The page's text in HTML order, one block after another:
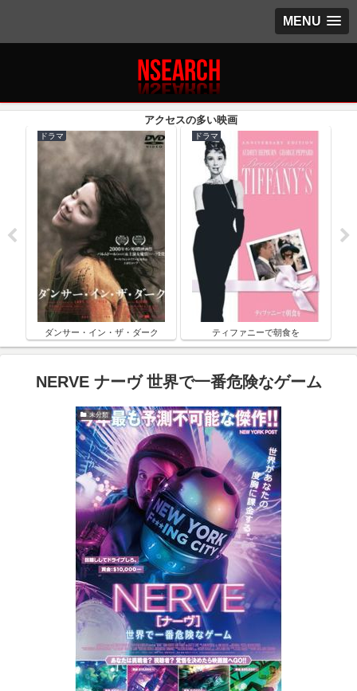
MENU
ドラマ
ダンサー・イン・ザ・ダーク
ドラマ
ティファニーで朝食を
NERVE ナーヴ 世界で一番危険なゲーム
未分類